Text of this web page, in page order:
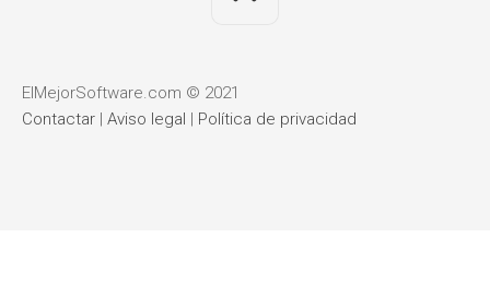
ElMejorSoftware.com © 2021
Contactar | Aviso legal | Política de privacidad